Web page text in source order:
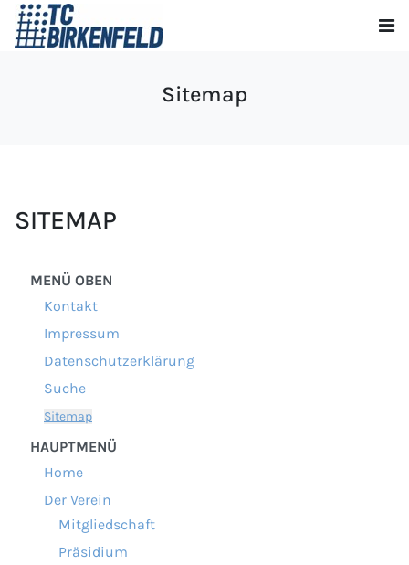
Sitemap
SITEMAP
MENÜ OBEN
Kontakt
Impressum
Datenschutzerklärung
Suche
Sitemap
HAUPTMENÜ
Home
Der Verein
Mitgliedschaft
Präsidium